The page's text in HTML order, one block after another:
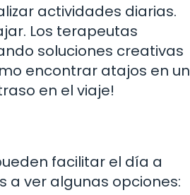
actividades diarias.
Los terapeutas
soluciones creativas
encontrar atajos en un
en el viaje!
facilitar el día a
a ver algunas opciones: